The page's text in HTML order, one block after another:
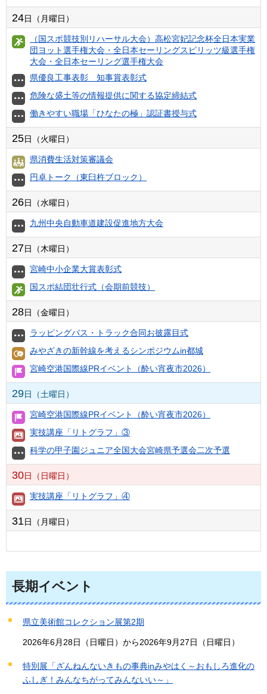
24日（月曜日）
（国スポ競技別リハーサル大会）高松宮妃記念杯全日本実業
団ヨット選手権大会・全日本セーリングスピリッツ級選手権
大会・全日本セーリング選手権大会
県優良工事表彰 知事賞表彰式
危険な盛土等の情報提供に関する協定締結式
働きやすい職場「ひなたの極」認証書授与式
25日（火曜日）
県消費生活対策審議会
円卓トーク（東臼杵ブロック）
26日（水曜日）
九州中央自動車道建設促進地方大会
27日（木曜日）
宮崎中小企業大賞表彰式
国スポ結団壮行式（会期前競技）
28日（金曜日）
ラッピングバス・トラック合同お披露目式
みやざきの新幹線を考えるシンポジウムin都城
宮崎空港国際線PRイベント（酔い宵夜市2026）
29日（土曜日）
宮崎空港国際線PRイベント（酔い宵夜市2026）
実技講座「リトグラフ」③
科学の甲子園ジュニア全国大会宮崎県予選会二次予選
30日（日曜日）
実技講座「リトグラフ」④
31日（月曜日）
長期イベント
県立美術館コレクション展第2期
2026年6月28日（日曜日）から2026年9月27日（日曜日）
特別展「ざんねんないきもの事典inみやはく～おもしろ進化の
ふしぎ！みんなちがってみんないい～」